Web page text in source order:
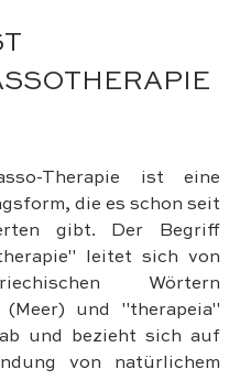
Therapie ist eine
die es schon seit
gibt. Der Begriff
leitet sich von
Wörtern
(Meer) und "therapeia"
und bezieht sich auf
von natürlichem